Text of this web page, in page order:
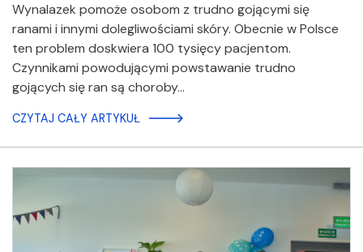
Wynalazek pomoże osobom z trudno gojącymi się
ranami i innymi dolegliwościami skóry. Obecnie w Polsce
ten problem doskwiera 100 tysięcy pacjentom.
Czynnikami powodującymi powstawanie trudno
gojących się ran są choroby…
CZYTAJ CAŁY ARTYKUŁ